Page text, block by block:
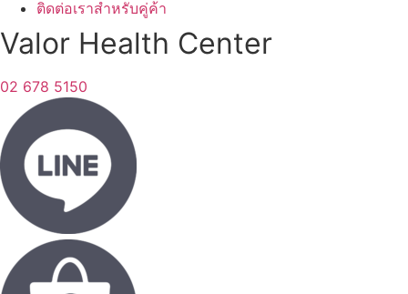
ติดต่อเราสำหรับคู่ค้า
Valor Health Center
02 678 5150